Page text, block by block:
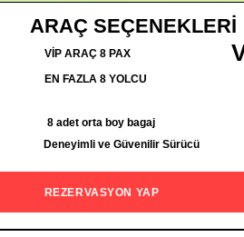
ARAÇ SEÇENEKLERİ
VİP ARAÇ 8 PAX
EN FAZLA 8 YOLCU
8 adet orta boy bagaj
Deneyimli ve Güvenilir Sürücü
REZERVASYON YAP